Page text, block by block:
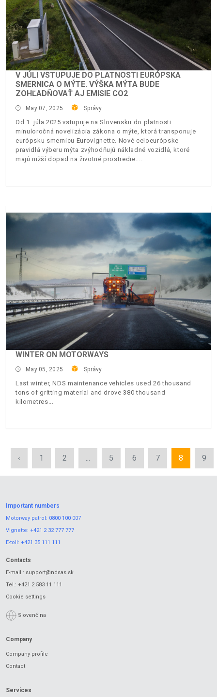
V JÚLI VSTUPUJE DO PLATNOSTI EURÓPSKA
SMERNICA O MÝTE. VÝŠKA MÝTA BUDE
ZOHĽADŇOVAŤ AJ EMISIE CO2
May 07, 2025 Správy
Od 1. júla 2025 vstupuje na Slovensku do platnosti
minuloročná novelizácia zákona o mýte, ktorá transponuje
európsku smernicu Eurovignette. Nové celoeurópske
pravidlá výberu mýta zvýhodňujú nákladné vozidlá, ktoré
majú nižší dopad na životné prostredie.
WINTER ON MOTORWAYS
May 05, 2025 Správy
Last winter, NDS maintenance vehicles used 26 thousand
tons of gritting material and drove 380 thousand
kilometres
‹ 1 2 5 6 7 8 9
Important numbers
Motorway patrol: 0800 100 007
Vignette: +421 2 32 777 777
E-toll: +421 35 111 111
Contacts
E-mail.: support@ndsas.sk
Tel.: +421 2 583 11 111
Cookie settings
Slovenčina
Company
Company profile
Contact
Services